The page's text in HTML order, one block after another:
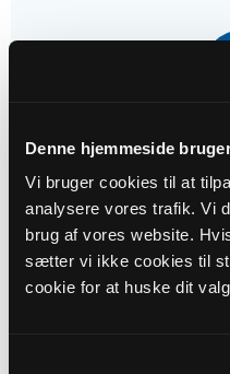
Denne hjemmeside
Vi bruger cookies til at
analysere vores trafik. Vi
brug af vores website.
sætter vi ikke cookies til
cookie for at huske dit
Gudstjeneste i
Grindløse